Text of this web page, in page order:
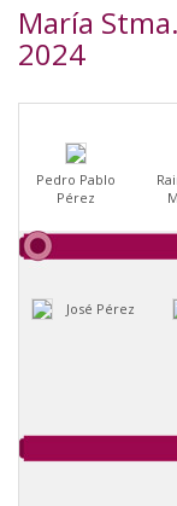
María
2024
Pedro Pablo
Pérez
José Pérez